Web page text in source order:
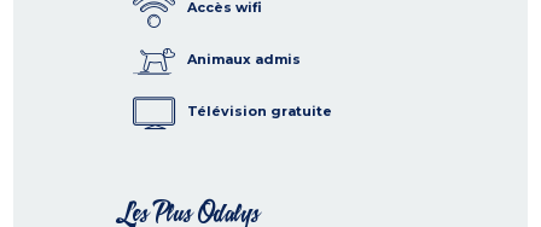
Accès wifi
Animaux admis
Télévision gratuite
Les Plus Odalys